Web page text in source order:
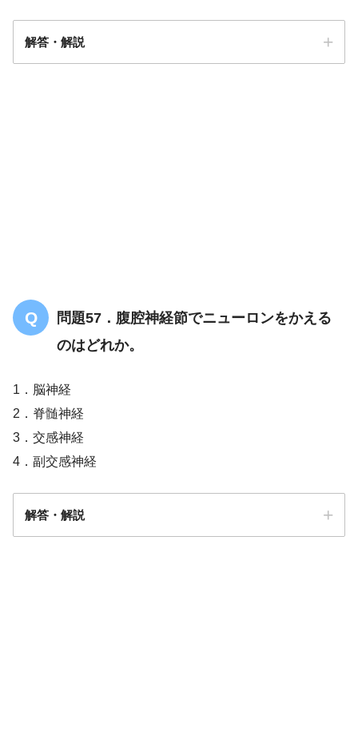
解答・解説
問題57．腹腔神経節でニューロンをかえる
のはどれか。
1．脳神経
2．脊髄神経
3．交感神経
4．副交感神経
解答・解説